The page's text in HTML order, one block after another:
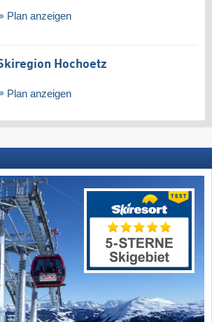
Plan anzeigen
Hochoetz
Plan anzeigen